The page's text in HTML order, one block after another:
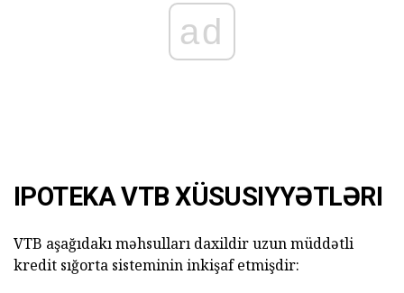
ad
IPOTEKA VTB XÜSUSIYYƏTLƏRI
VTB aşağıdakı məhsulları daxildir uzun müddətli
kredit sığorta sisteminin inkişaf etmişdir: